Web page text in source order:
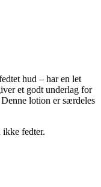
hud – har en let
et godt underlag for
lotion er særdeles
fedter.